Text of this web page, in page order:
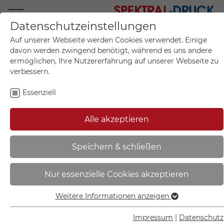
Mo.-Fr. 09:00-17:00
+49 (0)711 55 75 25
Mein Konto
Mein Warenkorb
Sie sind hier: Start
Fluchtwegschild -
langnachleuchtend | Notausgang
rechts mit Zusatzzeichen:
Richtungsangabe rechts abwärts -
Datenschutzeinstellungen
Auf unserer Webseite werden Cookies verwendet. Einige
davon werden zwingend benötigt, während es uns andere
ermöglichen, Ihre Nutzererfahrung auf unserer Webseite zu
verbessern.
Essenziell
Alle akzeptieren
Speichern & schließen
Nur essenzielle Cookies akzeptieren
Essenziell
Essenzielle Cookies werden für grundlegende Funktionen
Weitere Informationen anzeigen
Impressum Datenschutz